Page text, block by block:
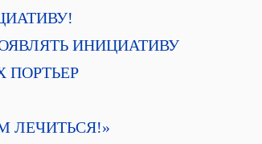
ИНИЦИАТИВУ
ПОРТЬЕР
ЛЕЧИТЬСЯ!»